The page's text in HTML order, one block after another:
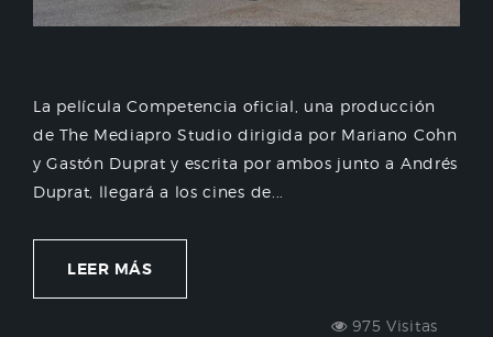
La película Competencia oficial, una producción
de The Mediapro Studio dirigida por Mariano Cohn
y Gastón Duprat y escrita por ambos junto a Andrés
Duprat, llegará a los cines de...
LEER MÁS
975 Visitas